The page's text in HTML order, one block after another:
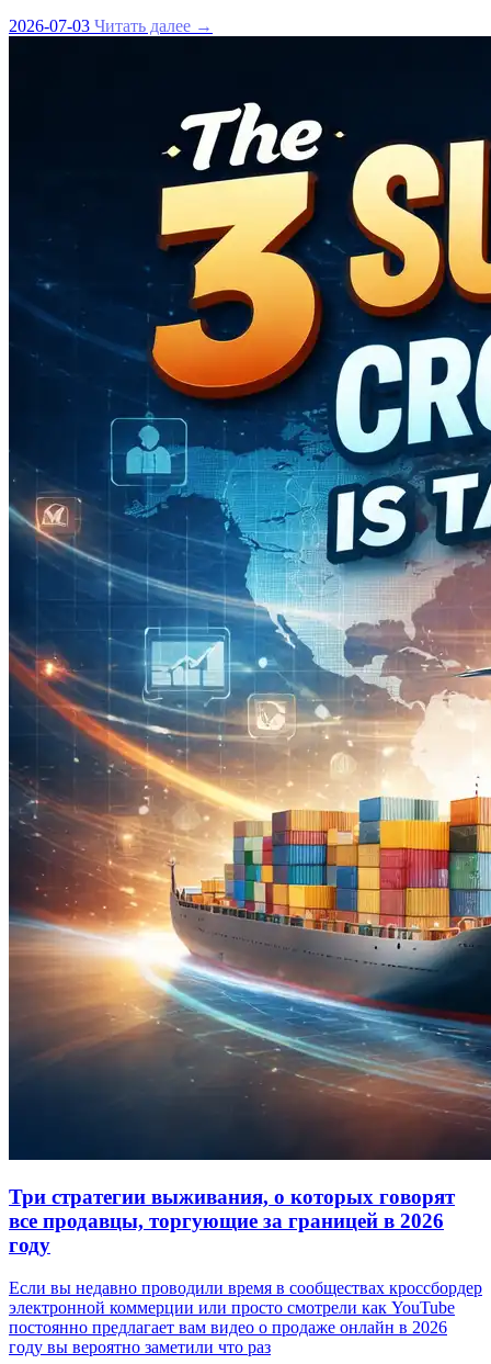
2026-07-03 Читать далее →
Три стратегии выживания, о которых говорят
все продавцы, торгующие за границей в 2026
году
Если вы недавно проводили время в сообществах кроссбордер
электронной коммерции или просто смотрели как YouTube
постоянно предлагает вам видео о продаже онлайн в 2026
году вы вероятно заметили что раз